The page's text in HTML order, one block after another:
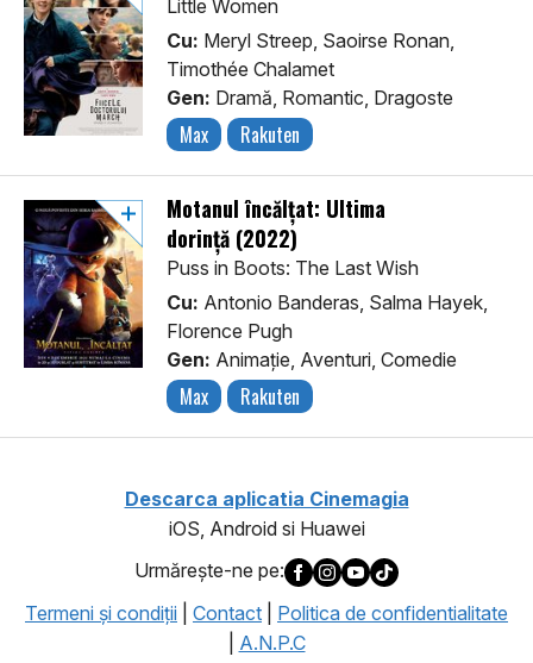
Little Women
Cu: Meryl Streep, Saoirse Ronan,
Timothée Chalamet
Gen: Dramă, Romantic, Dragoste
Max Rakuten
Motanul încălțat: Ultima
dorință (2022)
Puss in Boots: The Last Wish
Cu: Antonio Banderas, Salma Hayek,
Florence Pugh
Gen: Animaţie, Aventuri, Comedie
Max Rakuten
Descarca aplicatia Cinemagia
iOS, Android si Huawei
Urmăreşte-ne pe:
Termeni şi condiţii
Contact
Politica de confidentialitate
A.N.P.C